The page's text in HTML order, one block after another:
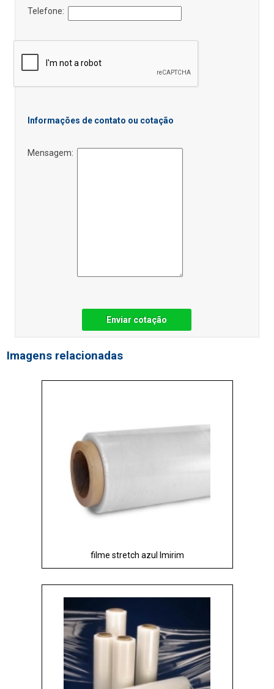
Telefone:
Informações de contato ou cotação
Mensagem:
Enviar cotação
Imagens relacionadas
filme stretch azul Imirim